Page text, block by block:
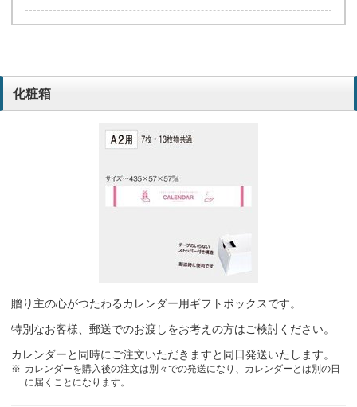
化粧箱
贈り主の心がつたわるカレンダー用ギフトボックスです。
特別なお客様、郵送でのお渡しをお考えの方はご検討ください。
カレンダーと同時にご注文いただきますと同日発送いたします。
カレンダーを購入後の注文は別々での発送になり、カレンダーとは別の日
に届くことになります。